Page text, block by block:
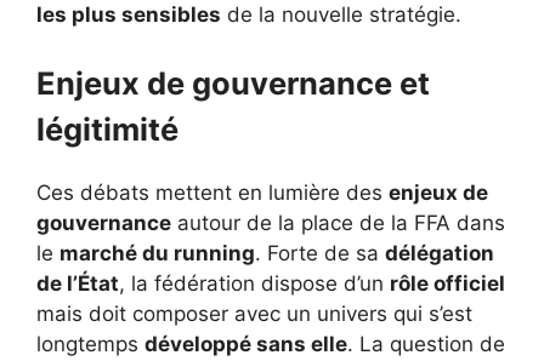
les plus sensibles de la nouvelle stratégie.
Enjeux de gouvernance et
légitimité
Ces débats mettent en lumière des enjeux de
gouvernance autour de la place de la FFA dans
le marché du running. Forte de sa délégation
de l’État, la fédération dispose d’un rôle officiel
mais doit composer avec un univers qui s’est
longtemps développé sans elle. La question de